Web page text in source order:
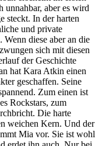
aber es wird
steckt. In der harten
und private
Wenn diese aber an die
sich mit diesen
der Geschichte
hat Kara Atkin einen
geschaffen. Seine
Zum einen ist
Rockstars, zum
Die harte
weichen Kern. Und der
Mia vor. Sie ist wohl